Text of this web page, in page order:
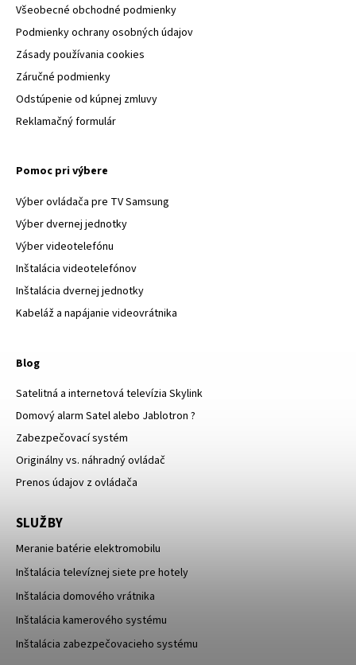
Všeobecné obchodné podmienky
Podmienky ochrany osobných údajov
Zásady používania cookies
Záručné podmienky
Odstúpenie od kúpnej zmluvy
Reklamačný formulár
Pomoc pri výbere
Výber ovládača pre TV Samsung
Výber dvernej jednotky
Výber videotelefónu
Inštalácia videotelefónov
Inštalácia dvernej jednotky
Kabeláž a napájanie videovrátnika
Blog
Satelitná a internetová televízia Skylink
Domový alarm Satel alebo Jablotron ?
Zabezpečovací systém
Originálny vs. náhradný ovládač
Prenos údajov z ovládača
SLUŽBY
Meranie batérie elektromobilu
Inštalácia televíznej siete pre hotely
Inštalácia domového vrátnika
Inštalácia kamerového systému
Inštalácia zabezpečovacieho systému